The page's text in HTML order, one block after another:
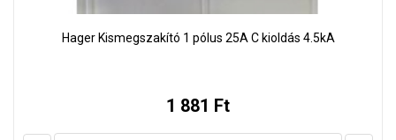
Hager Kismegszakító 1 pólus 25A C kioldás 4.5kA
1 881 Ft